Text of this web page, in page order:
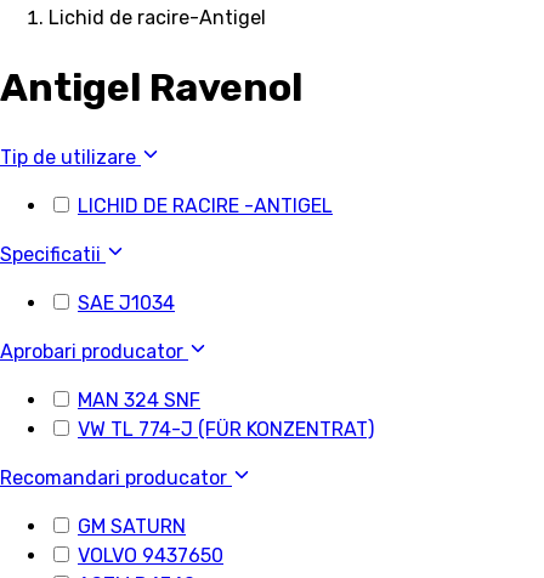
Lichid de racire-Antigel
Antigel Ravenol
Tip de utilizare
LICHID DE RACIRE -ANTIGEL
Specificatii
SAE J1034
Aprobari producator
MAN 324 SNF
VW TL 774-J (FÜR KONZENTRAT)
Recomandari producator
GM SATURN
VOLVO 9437650